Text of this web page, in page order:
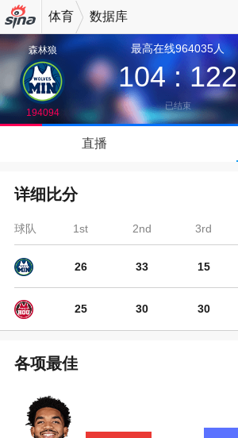
机新浪
体育 数据库
森林狼
194094
最高在线964035人
104 : 122
已结束
直播
详细比分
球队 1st
26
25
2nd
33
30
3rd
15
30
各项最佳